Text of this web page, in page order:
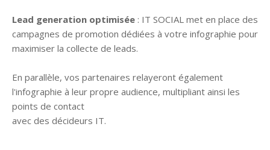
Lead generation optimisée : IT SOCIAL met en place des
campagnes de promotion dédiées à votre infographie pour
maximiser la collecte de leads.
En parallèle, vos partenaires relayeront également
l'infographie à leur propre audience, multipliant ainsi les
points de contact
avec des décideurs IT.